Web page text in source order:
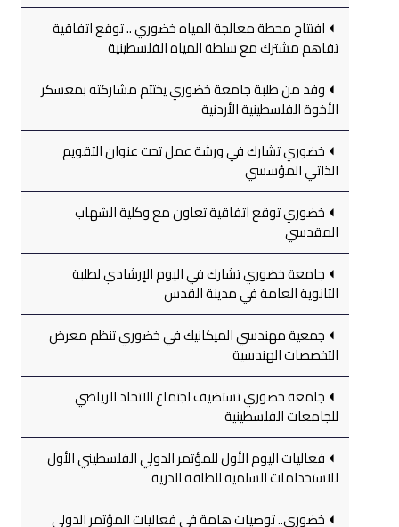
افتتاح محطة معالجة المياه خضوري .. توقع اتفاقية
تفاهم مشترك مع سلطة المياه الفلسطينية
وفد من طلبة جامعة خضوري يختتم مشاركته بمعسكر
الأخوة الفلسطينية الأردنية
خضوري تشارك في ورشة عمل تحت عنوان التقويم
الذاتي المؤسسي
خضوري توقع اتفاقية تعاون مع وكلية الشهاب
المقدسي
جامعة خضوري تشارك في اليوم الإرشادي لطلبة
الثانوية العامة في مدينة القدس
جمعية مهندسي الميكانيك في خضوري تنظم معرض
التخصصات الهندسية
جامعة خضوري تستضيف اجتماع الاتحاد الرياضي
للجامعات الفلسطينية
فعاليات اليوم الأول للمؤتمر الدولي الفلسطيني الأول
للاستخدامات السلمية للطاقة الذرية
خضوري.. توصيات هامة في فعاليات المؤتمر الدولي